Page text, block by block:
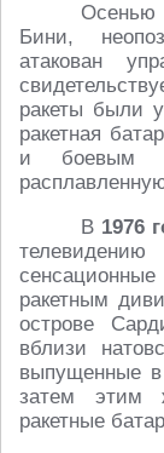
Осенью
Бини,
атакован
ракеты были
ракетная
и боевым
В 1976
ракетным
острове
вблизи
выпущенные
затем этим
ракетные